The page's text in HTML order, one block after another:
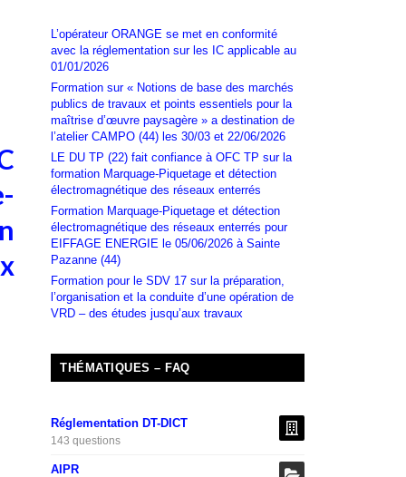
L’opérateur ORANGE se met en conformité
avec la réglementation sur les IC applicable au
01/01/2026
Formation sur « Notions de base des marchés
publics de travaux et points essentiels pour la
maîtrise d’œuvre paysagère » a destination de
l’atelier CAMPO (44) les 30/03 et 22/06/2026
LE DU TP (22) fait confiance à OFC TP sur la
formation Marquage-Piquetage et détection
électromagnétique des réseaux enterrés
Formation Marquage-Piquetage et détection
électromagnétique des réseaux enterrés pour
EIFFAGE ENERGIE le 05/06/2026 à Sainte
Pazanne (44)
Formation pour le SDV 17 sur la préparation,
l’organisation et la conduite d’une opération de
VRD – des études jusqu’aux travaux
THÉMATIQUES – FAQ
Réglementation DT-DICT
143 questions
AIPR